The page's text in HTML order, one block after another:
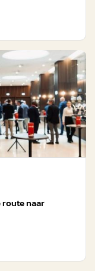
route naar